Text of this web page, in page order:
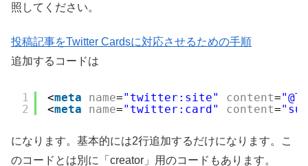
照してください。
投稿記事をTwitter Cardsに対応させるための手順
追加するコードは
1
2
<meta name="twitter:site" content=
<meta name="twitter:card" content=
になります。基本的には2行追加するだけになります。こ
のコードとは別に「creator」用のコードもあります。